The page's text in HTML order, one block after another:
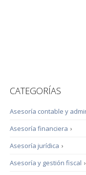
CATEGORÍAS
Asesoría contable y
›
Asesoría financiera
›
Asesoría jurídica
›
Asesoría y gestión fiscal